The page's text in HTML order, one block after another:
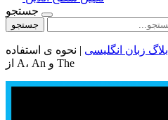
جستجو
جستجو
بلاگ زبان انگلیسی | نحوه ی استفاده
از A، An و The